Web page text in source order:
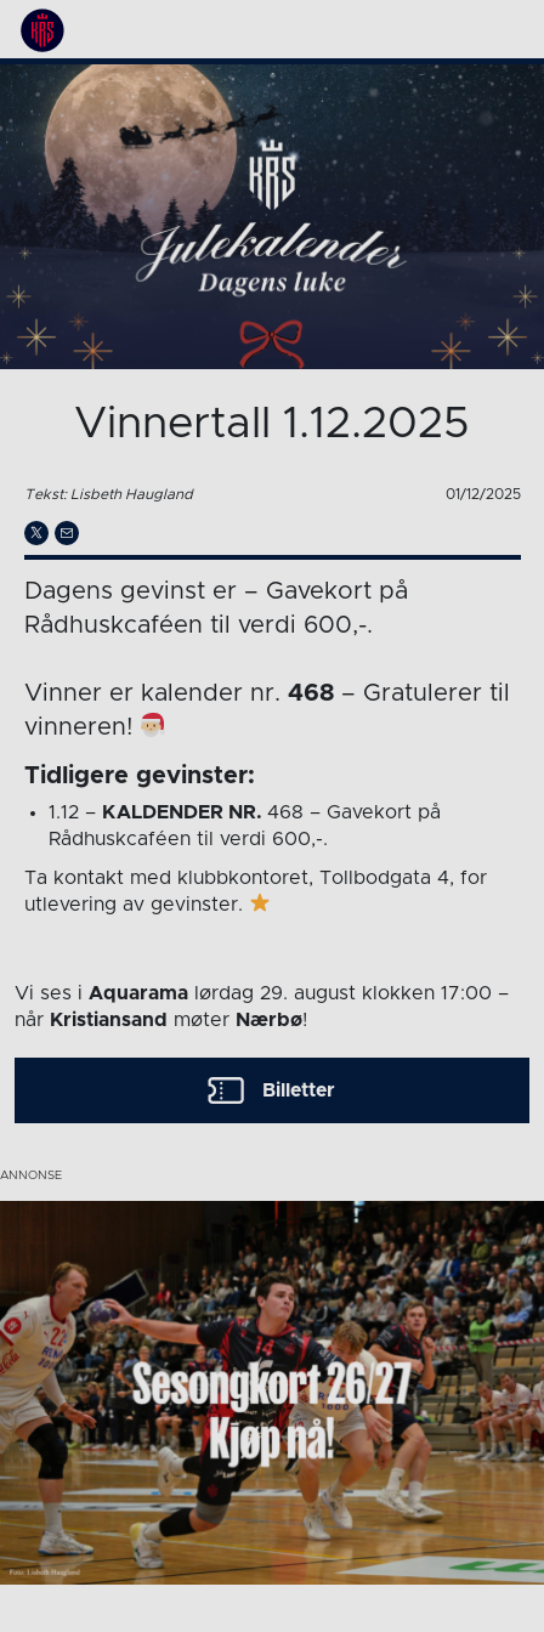
Vinnertall 1.12.2025
Tekst: Lisbeth Haugland 01/12/2025
Dagens gevinst er – Gavekort på
Rådhuskcaféen til verdi 600,-.
Vinner er kalender nr. 468– Gratulerer til
vinneren!
Tidligere gevinster:
1.12 – KALDENDER NR. 468 – Gavekort på
Rådhuskcaféen til verdi 600,-.
Ta kontakt med klubbkontoret, Tollbodgata 4, for
utlevering av gevinster.
Vi ses i Aquarama lørdag 29. august klokken 17:00 –
når Kristiansand møter Nærbø!
Billetter